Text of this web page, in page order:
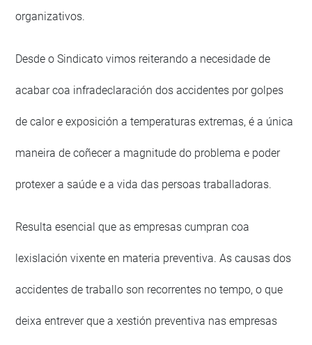
organizativos.
Desde o Sindicato vimos reiterando a necesidade de
acabar coa infradeclaración dos accidentes por golpes
de calor e exposición a temperaturas extremas, é a única
maneira de coñecer a magnitude do problema e poder
protexer a saúde e a vida das persoas traballadoras.
Resulta esencial que as empresas cumpran coa
lexislación vixente en materia preventiva. As causas dos
accidentes de traballo son recorrentes no tempo, o que
deixa entrever que a xestión preventiva nas empresas